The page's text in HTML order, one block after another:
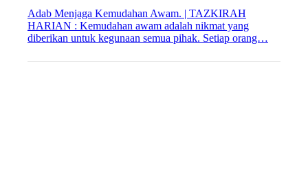
Adab Menjaga Kemudahan Awam. | TAZKIRAH
HARIAN : Kemudahan awam adalah nikmat yang
diberikan untuk kegunaan semua pihak. Setiap orang…